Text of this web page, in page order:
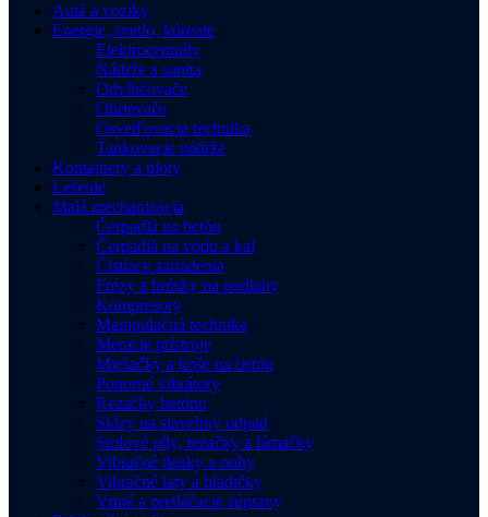
Autá a vozíky
Energie, svetlo, kúrenie
Elektrocentrály
Nádrže a sanita
Odvlhčovače
Ohrievače
Osvetľovacia technika
Tankovacie nádrže
Kontajnery a ploty
Lešenie
Malá mechanizácia
Čerpadlá na betón
Čerpadlá na vodu a kal
Čistiace zariadenia
Frézy a brúsky na podlahy
Kompresory
Manipulačná technika
Meracie prístroje
Miešačky a koše na betón
Ponorné vibrátory
Rezačky betónu
Sklzy na stavebný odpad
Stolové píly, rezačky a lámačky
Vibračné dosky a nohy
Vibračné laty a hladičky
Vrtné a pretláčacie súpravy